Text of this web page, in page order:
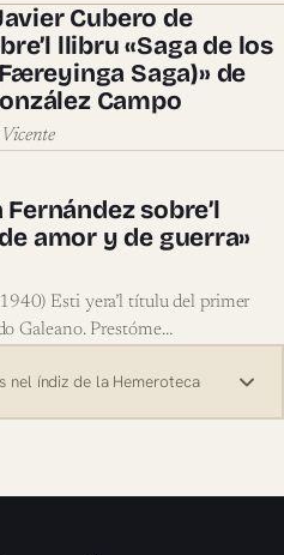
Cubero de
llibru «Saga de los
Saga)» de
Campo
sobre’l
amor y de guerra»
Esti yera’l títulu del primer
Galeano. Prestóme…
nel índiz de la Hemeroteca